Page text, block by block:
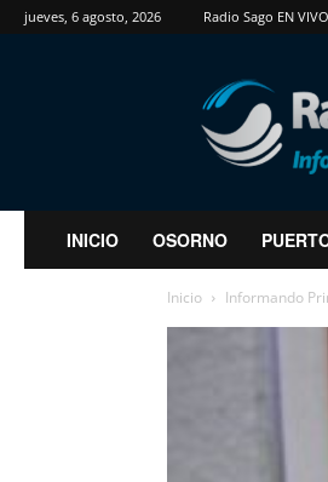
jueves, 6 agosto, 2026 Radio Sago EN VIVO
RadioSago
INICIO OSORNO
Inicio Informando